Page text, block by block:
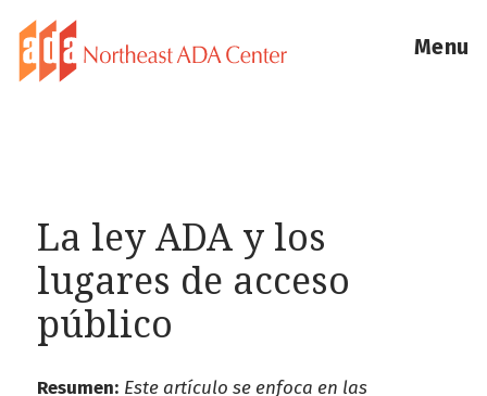
Menu
La ley ADA y los
lugares de acceso
público
Resumen: Este artículo se enfoca en las